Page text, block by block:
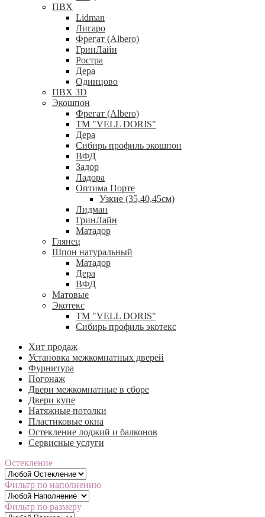
ПВХ
Lidman
Лигаро
Фрегат (Albero)
ГринЛайн
Ростра
Дера
Одинцово
ПВХ 3D
Экошпон
Фрегат (Albero)
ТМ "VELL DORIS"
Дера
Сибирь профиль экошпон
ВФД
Задор
Ладора
Оптима Порте
Узкие (35,40,45см)
Лидман
ГринЛайн
Матадор
Глянец
Шпон натуральный
Матадор
Дера
ВФД
Матовые
Экотекс
ТМ "VELL DORIS"
Сибирь профиль экотекс
Хит продаж
Установка межкомнатных дверей
Фурнитура
Погонаж
Двери межкомнатные в сборе
Двери купе
Натяжные потолки
Пластиковые окна
Остекление лоджий и балконов
Сервисные услуги
Остекление
Фильтр по наполнению
Фильтр по размеру